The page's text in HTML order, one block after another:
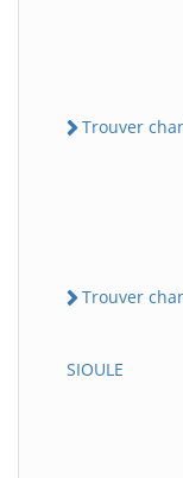
Trouver
Trouver
SIOULE